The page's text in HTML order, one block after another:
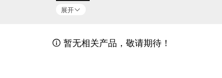
展开
 暂无相关产品，敬请期待！